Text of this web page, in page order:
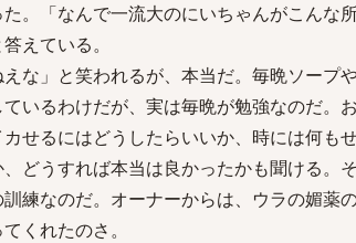
。「なんで一流大のにいちゃんがこんな
えている。
な」と笑われるが、本当だ。毎晩ソープ
いるわけだが、実は毎晩が勉強なのだ。
せるにはどうしたらいいか、時には何も
どうすれば本当は良かったかも聞ける。
練なのだ。オーナーからは、ウラの媚薬
くれたのさ。